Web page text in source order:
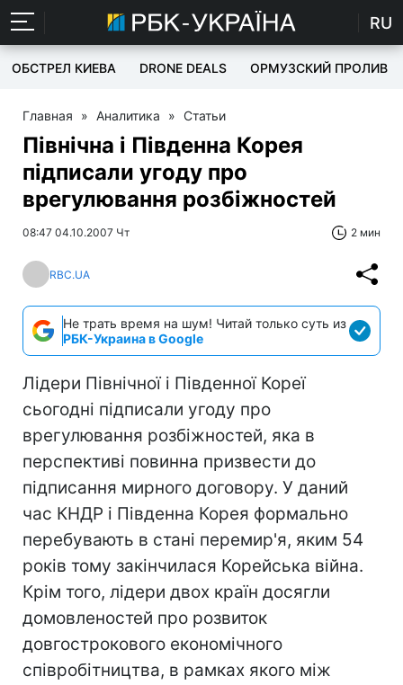
RU
ОБСТРЕЛ КИЕВА DRONE DEALS ОРМУЗСКИЙ ПРОЛИВ
Главная » Аналитика » Статьи
Північна і Південна Корея
підписали угоду про
врегулювання розбіжностей
08:47 04.10.2007 Чт 2 мин
RBC.UA
Не трать время на шум! Читай только суть из
РБК-Украина в Google
Лідери Північної і Південної Кореї
сьогодні підписали угоду про
врегулювання розбіжностей, яка в
перспективі повинна призвести до
підписання мирного договору. У даний
час КНДР і Південна Корея формально
перебувають в стані перемир'я, яким 54
років тому закінчилася Корейська війна.
Крім того, лідери двох країн досягли
домовленостей про розвиток
довгострокового економічного
співробітництва, в рамках якого між